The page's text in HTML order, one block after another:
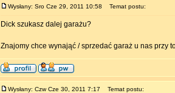
Wysłany: Sro Cze 29, 2011 10:58 Temat postu:
Dick szukasz dalej garażu?
Znajomy chce wynająć / sprzedać garaż u nas przy
Wysłany: Czw Cze 30, 2011 7:17 Temat postu: